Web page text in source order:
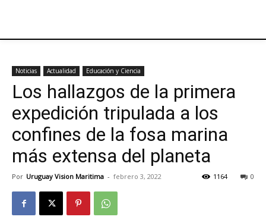
Noticias Actualidad Educación y Ciencia
Los hallazgos de la primera
expedición tripulada a los
confines de la fosa marina
más extensa del planeta
Por Uruguay Vision Maritima - febrero 3, 2022 0
1164